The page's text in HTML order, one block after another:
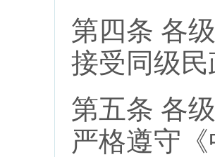
第四条 各
接受同级
第五条 各
严格遵守